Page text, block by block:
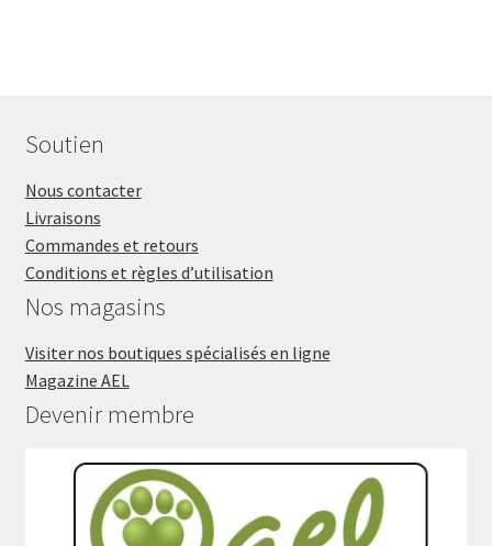
Soutien
Nous contacter
Livraisons
Commandes et retours
Conditions et règles d’utilisation
Nos magasins
Visiter nos boutiques spécialisés en ligne
Magazine AEL
Devenir membre